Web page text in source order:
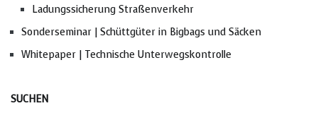
Ladungssicherung Straßenverkehr
Sonderseminar | Schüttgüter in Bigbags und Säcken
Whitepaper | Technische Unterwegskontrolle
SUCHEN